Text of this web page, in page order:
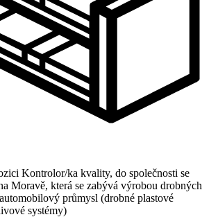
Kontrolor/ka kvality, do společnosti se
Moravě, která se zabývá výrobou drobných
průmysl (drobné plastové
systémy)